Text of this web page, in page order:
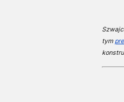
tym